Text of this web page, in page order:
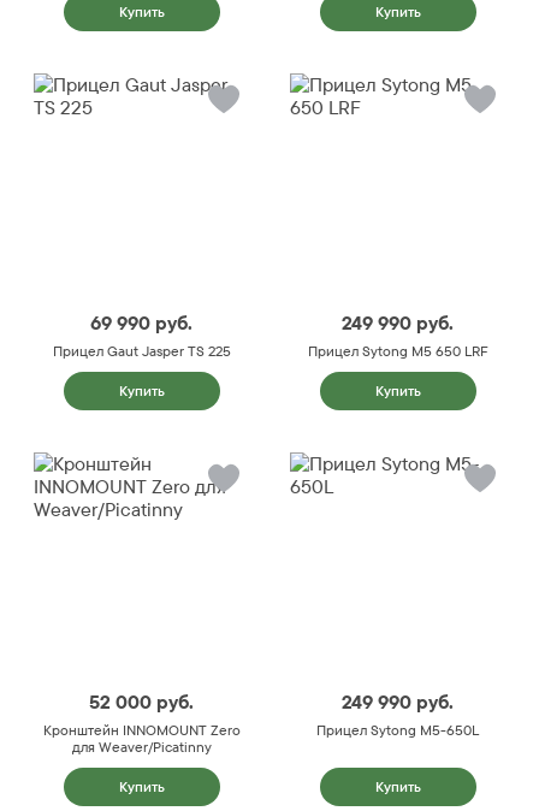
Купить Купить
69 990 руб.
Прицел Gaut Jasper TS 225
Купить
249 990 руб.
Прицел Sytong M5 650 LRF
Купить
52 000 руб.
Кронштейн INNOMOUNT Zero
для Weaver/Picatinny
Купить
249 990 руб.
Прицел Sytong M5-650L
Купить